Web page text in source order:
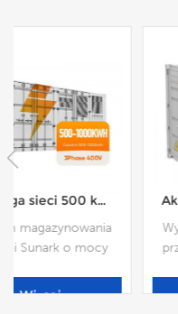
Akumulatorowy pojemnik do magazynowania energii SunArk o pojemności 215 kWh — wszystko w jednym rozwiązaniu
Wybierając pojemnik do
przechowywania baterii,
takie czynniki, jak typ
Więcej